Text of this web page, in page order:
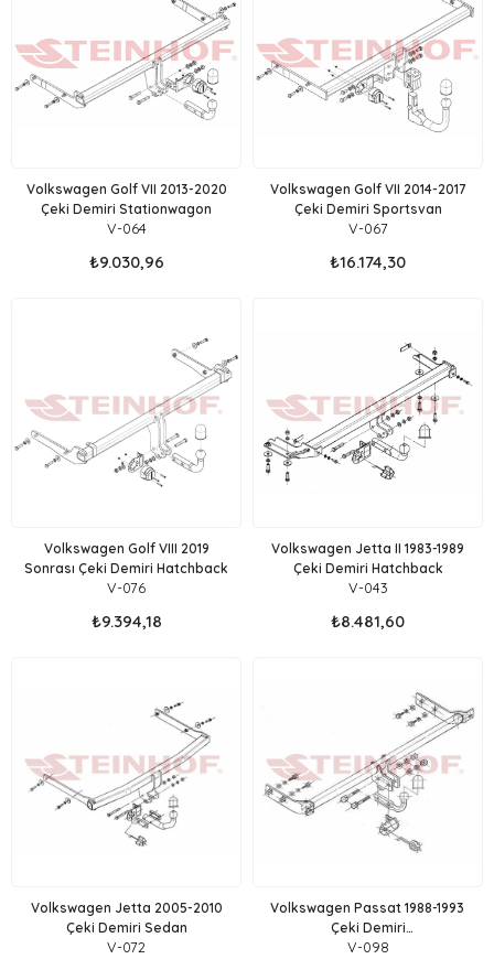
Volkswagen Golf VII 2013-2020
Çeki Demiri Stationwagon
V-064
₺9.030,96
Volkswagen Golf VII 2014-2017
Çeki Demiri Sportsvan
V-067
₺16.174,30
Volkswagen Golf VIII 2019
Sonrası Çeki Demiri Hatchback
V-076
₺9.394,18
Volkswagen Jetta II 1983-1989
Çeki Demiri Hatchback
V-043
₺8.481,60
Volkswagen Jetta 2005-2010
Çeki Demiri Sedan
V-072
Volkswagen Passat 1988-1993
Çeki Demiri
Sedan,Stationwagon
V-098